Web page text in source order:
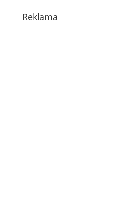
Reklama